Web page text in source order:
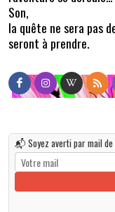
Son,
la quête ne sera pas
seront à prendre.
📬 Soyez averti par mail de